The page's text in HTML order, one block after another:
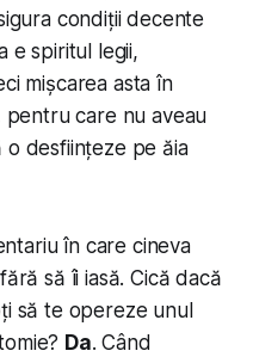
condiții decente
e spiritul legii,
mișcarea asta în
care nu aveau
o desființeze pe ăia
în care cineva
să îi iasă. Cică dacă
să te opereze unul
Da. Când